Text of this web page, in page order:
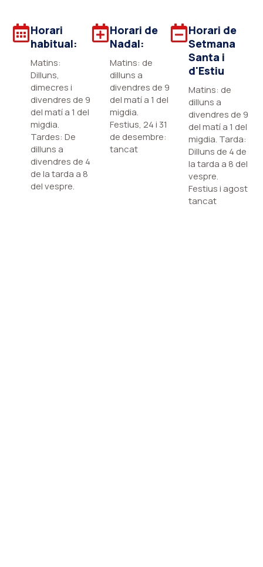
Horari
habitual:
Matins:
Dilluns,
dimecres i
divendres de 9
del matí a 1 del
migdia.
Tardes: De
dilluns a
divendres de 4
de la tarda a 8
del vespre.
Horari de
Nadal:
Matins: de
dilluns a
divendres de 9
del matí a 1 del
migdia.
Festius, 24 i 31
de desembre:
tancat
Horari de
Setmana
Santa i
d'Estiu
Matins: de
dilluns a
divendres de 9
del matí a 1 del
migdia. Tarda:
Dilluns de 4 de
la tarda a 8 del
vespre.
Festius i agost
tancat